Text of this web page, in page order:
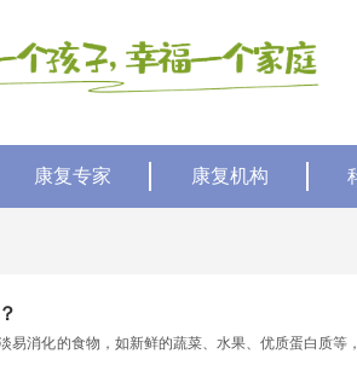
康复专家 康复机构
消化的食物，如新鲜的蔬菜、水果、优质蛋白质等